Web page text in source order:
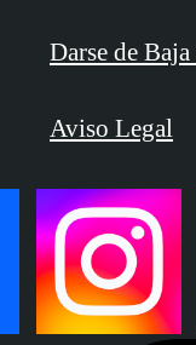
Darse de
Aviso Legal